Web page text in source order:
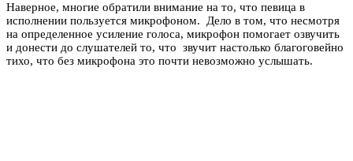
Наверное, многие обратили внимание на то, что певица в
исполнении пользуется микрофоном. Дело в том, что несмотря
на определенное усиление голоса, микрофон помогает озвучить
и донести до слушателей то, что звучит настолько благоговейно
тихо, что без микрофона это почти невозможно услышать.